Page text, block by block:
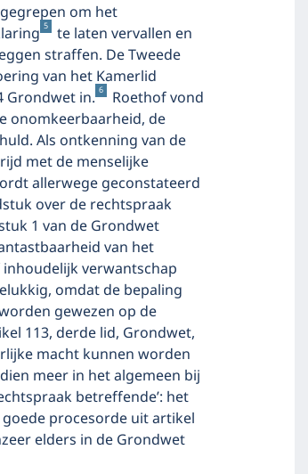
om het
5
te laten vervallen en
straffen. De Tweede
van het Kamerlid
Grondwet in. 6
Roethof vond
onomkeerbaarheid, de
Als ontkenning van de
met de menselijke
allerwege geconstateerd
over de rechtspraak
1 van de Grondwet
van het
verwantschap
omdat de bepaling
gewezen op de
113, derde lid, Grondwet,
macht kunnen worden
meer in het algemeen bij
betreffende’: het
procesorde uit artikel
elders in de Grondwet